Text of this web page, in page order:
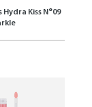
Hydra Kiss N°09